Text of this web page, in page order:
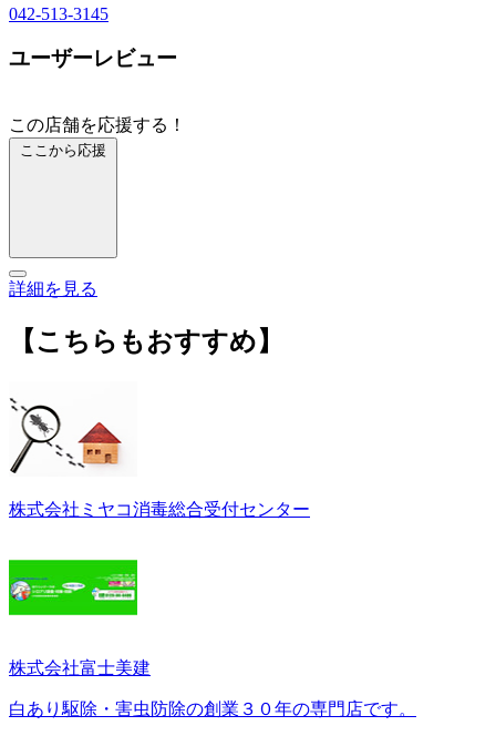
042-513-3145
ユーザーレビュー
この店舗を応援する！
ここから応援
詳細を見る
【こちらもおすすめ】
株式会社ミヤコ消毒総合受付センター
株式会社富士美建
白あり駆除・害虫防除の創業３０年の専門店です。